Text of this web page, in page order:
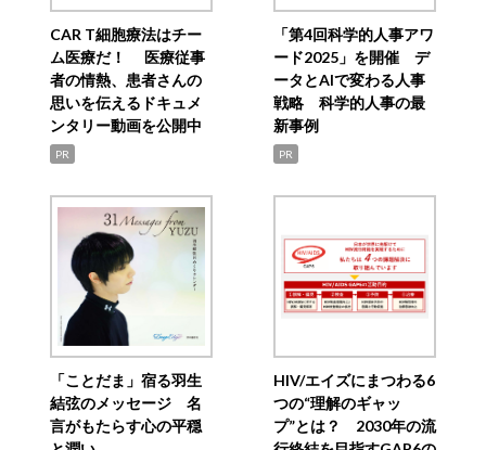
CAR T細胞療法はチー
ム医療だ！ 医療従事
者の情熱、患者さんの
思いを伝えるドキュメ
ンタリー動画を公開中
PR
「第4回科学的人事アワ
ード2025」を開催 デ
ータとAIで変わる人事
戦略 科学的人事の最
新事例
PR
「ことだま」宿る羽生
結弦のメッセージ 名
言がもたらす心の平穏
HIV/エイズにまつわる6
つの“理解のギャッ
プ”とは？ 2030年の流